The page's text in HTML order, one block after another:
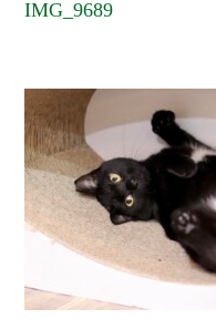
IMG_9689